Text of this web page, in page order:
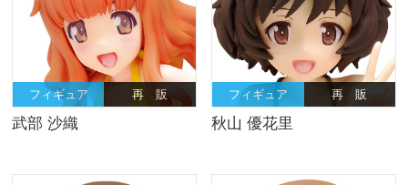
フィギュア 再 販
武部 沙織
フィギュア 再 販
秋山 優花里